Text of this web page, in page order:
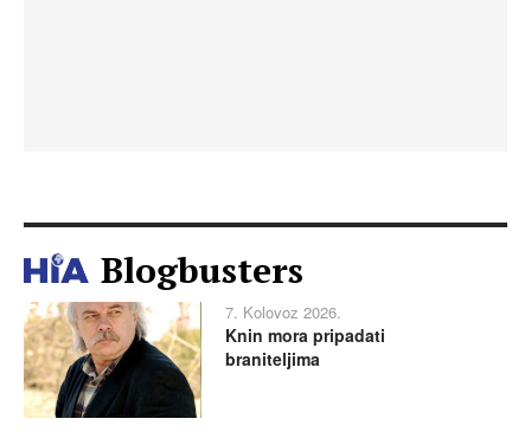
Blogbusters
7. Kolovoz 2026.
Knin mora pripadati
braniteljima